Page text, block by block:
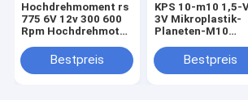
Hochdrehmoment rs
775 6V 12v 300 600
Rpm Hochdrehmotor
Bestpreis
KPS 10-m10 1,5-
3V Mikroplastik-
Planeten-M10
Bestpreis